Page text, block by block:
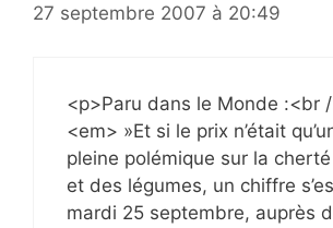
27 septembre 2007 à 20:49
<p>Paru dans le Monde :<br
<em> »Et si le prix n’était
pleine polémique sur la
et des légumes, un chiffre
mardi 25 septembre, auprès